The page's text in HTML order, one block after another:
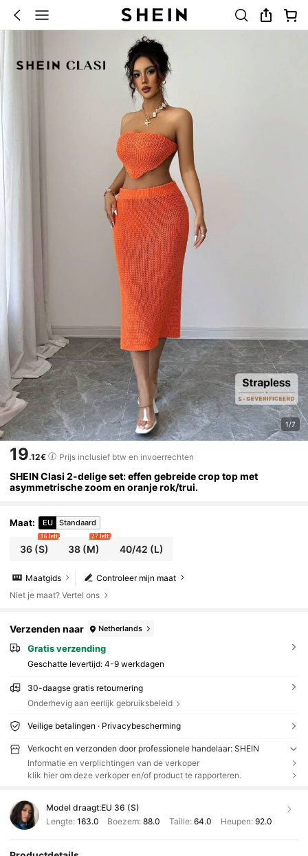
1/7
19.12€ Prijs inclusief btw en invoerrechten
SHEIN Clasi 2-delige set: effen gebreide crop top met
asymmetrische zoom en oranje rok/trui.
Maat: EU Standaard
36(S)
16 left
38 (M)
27 left
40/42 (L)
Controleer mijn maat
Maatgids
Niet je maat? Vertel ons
Verzenden naar Netherlands
Gratis verzending
Geschatte levertijd: 4-9 werkdagen
30-daagse gratis retournering
Onderhevig aan eerlijk gebruiksbeleid
Veilige betalingen · Privacybescherming
Verkocht en verzonden door professionele handelaar: SHEIN
Informatie en verplichtingen van de verkoper
klik hier om deze verkoper en/of product te rapporteren.
Model draagt:EU 36 (S)
Lengte: 163.0 Boezem:88.0 Taille: 64.0 Heupen: 92.0